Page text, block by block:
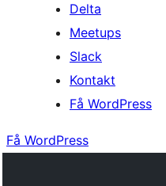
Delta
Meetups
Slack
Kontakt
Få WordPress
Få WordPress